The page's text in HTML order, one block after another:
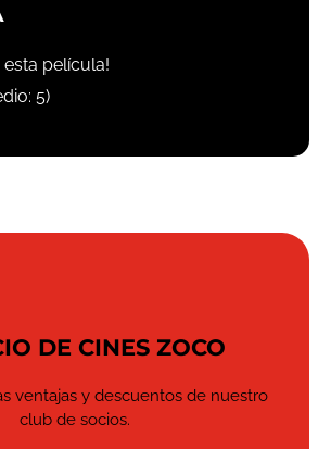
esta película!
5)
DE CINES ZOCO
ventajas y descuentos de nuestro
club de socios.